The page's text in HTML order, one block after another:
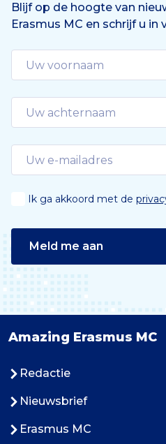
Blijf op de hoogte van
Erasmus MC en schrijf u in
Ik ga akkoord met de
Meld me aan
Amazing Erasmus MC
Redactie
Nieuwsbrief
Erasmus MC